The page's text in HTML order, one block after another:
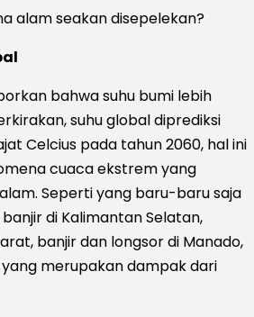
alam seakan disepelekan?
bahwa suhu bumi lebih
suhu global diprediksi
Celcius pada tahun 2060, hal ini
cuaca ekstrem yang
Seperti yang baru-baru saja
di Kalimantan Selatan,
banjir dan longsor di Manado,
merupakan dampak dari